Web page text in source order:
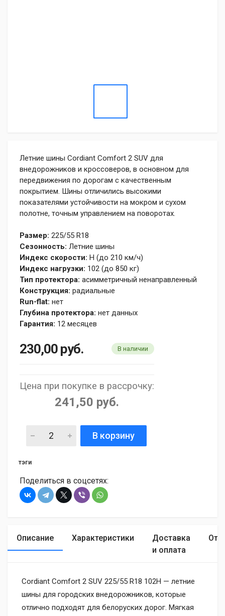
Летние шины Cordiant Comfort 2 SUV для
внедорожников и кроссоверов, в основном для
передвижения по дорогам с качественным
покрытием. Шины отличились высокими
показателями устойчивости на мокром и сухом
полотне, точным управлением на поворотах.
Размер: 225/55 R18
Сезонность: Летние шины
Индекс скорости: H (до 210 км/ч)
Индекс нагрузки: 102 (до 850 кг)
Тип протектора: асимметричный ненаправленный
Конструкция: радиальные
Run-flat: нет
Глубина протектора: нет данных
Гарантия: 12 месяцев
230,00руб. В наличии
Цена при покупке в рассрочку:
241,50 руб.
В корзину
тэги
Поделиться в соцсетях:
Описание Характеристики
Доставка
и оплата
Cordiant Comfort 2 SUV 225/55 R18 102H — летние
шины для городских внедорожников, которые
отлично подходят для белоруских дорог. Мягкая